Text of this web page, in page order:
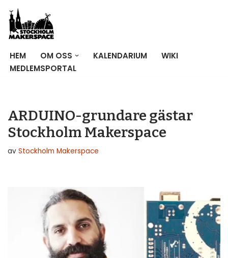
Hoppa
till
innehåll
HEM OM OSS KALENDARIUM
WIKI
MEDLEMSPORTAL
ARDUINO-grundare gästar
Stockholm Makerspace
av Stockholm Makerspace